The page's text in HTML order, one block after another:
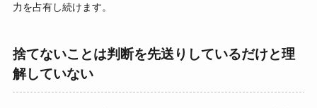
力を占有し続けます。
捨てないことは判断を先送りしているだけと理
解していない